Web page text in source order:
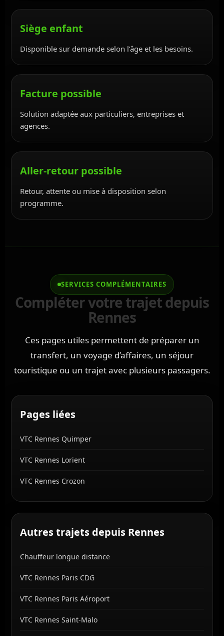
Siège enfant
Disponible sur demande selon l’âge et les besoins.
Facture possible
Solution adaptée aux particuliers, entreprises et
agences.
Aller-retour possible
Retour, attente ou mise à disposition selon
programme.
SERVICES COMPLÉMENTAIRES
Compléter votre trajet depuis
Rennes
Ces pages utiles permettent de préparer un
transfert, un voyage d’affaires, un séjour
touristique ou un trajet avec plusieurs passagers.
Pages liées
VTC Rennes Quimper
VTC Rennes Lorient
VTC Rennes Crozon
Autres trajets depuis Rennes
Chauffeur longue distance
VTC Rennes Paris CDG
VTC Rennes Paris Aéroport
VTC Rennes Saint-Malo